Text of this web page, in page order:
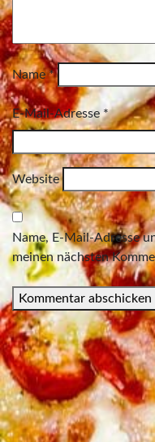
Name*
E-Mail-Adresse*
Website
Name, E-Mail-Adresse
meinen nächsten